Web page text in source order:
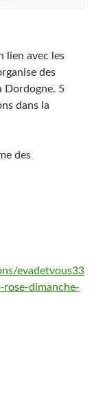
lien avec les
des
Dordogne. 5
dans la
des
evadetvous33
dimanche-